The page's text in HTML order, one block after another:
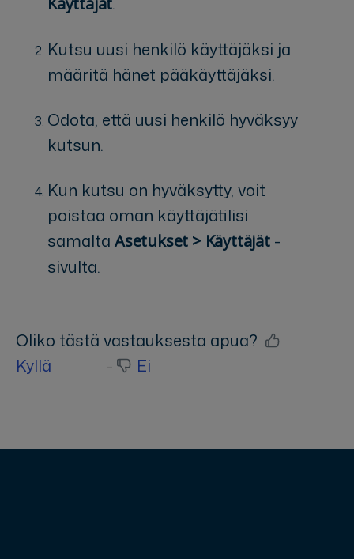
Kutsu uusi henkilö käyttäjäksi ja
määritä hänet pääkäyttäjäksi.
Odota, että uusi henkilö hyväksyy
kutsun.
Kun kutsu on hyväksytty, voit
poistaa oman käyttäjätilisi
samalta Asetukset > Käyttäjät-
sivulta.
Oliko tästä vastauksesta apua?
Kyllä
Ei